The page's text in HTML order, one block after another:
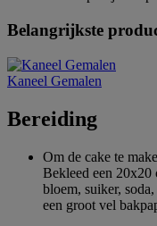
Belangrijkste
Kaneel Gemalen
Bereiding
Om de cake te
Bekleed een 20x20
bloem, suiker,
een groot vel